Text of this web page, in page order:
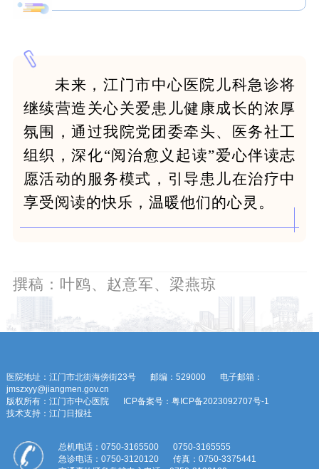
未来，江门市中心医院儿科急诊将
继续营造关心关爱患儿健康成长的浓厚
氛围，通过我院党团委牵头、医务社工
组织，深化“阅治愈义起读”爱心伴读志
愿活动的服务模式，引导患儿在治疗中
享受阅读的快乐，温暖他们的心灵。
撰稿：叶鸥、赵意军、梁燕琼
医院地址：江门市北街海傍街23号 邮编：529000
电子邮箱：
jmszxyy@jiangmen.gov.cn
版权所有：江门市中心医院
ICP备案号：粤ICP备2023092707号-1
技术支持：江门日报社
总机电话：0750-3165500
0750-3165555
急诊电话：0750-3120120
传真：0750-3375441